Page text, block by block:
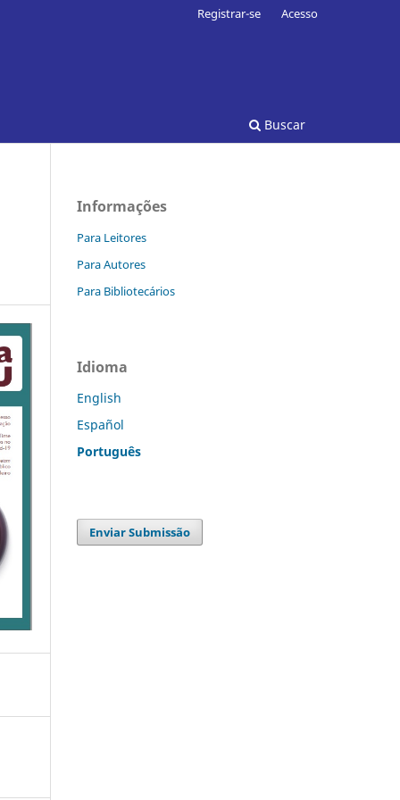
Buscar
Registrar-se Acesso
Informações
Para Leitores
Para Autores
Para Bibliotecários
Idioma
English
Español
Português
Enviar Submissão